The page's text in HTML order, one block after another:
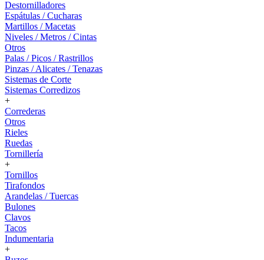
Destornilladores
Espátulas / Cucharas
Martillos / Macetas
Niveles / Metros / Cintas
Otros
Palas / Picos / Rastrillos
Pinzas / Alicates / Tenazas
Sistemas de Corte
Sistemas Corredizos
+
Correderas
Otros
Rieles
Ruedas
Tornillería
+
Tornillos
Tirafondos
Arandelas / Tuercas
Bulones
Clavos
Tacos
Indumentaria
+